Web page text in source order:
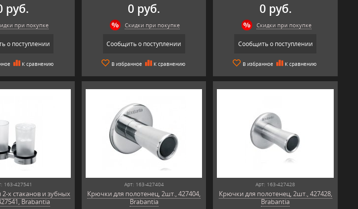
руб.
при покупке
о поступлении
К сравнению
0 руб.
Скидки при покупке
Сообщить о поступлении
В избранное К сравнению
0 руб.
Скидки при покупке
Сообщить о поступлении
В избранное К сравнению
163-427541
х стаканов и зубных
Brabantia
Арт: 163-427404
Крючки для полотенец, 2шт., 427404,
Brabantia
Арт: 163-427428
Крючки для полотенец, 2шт., 427428,
Brabantia